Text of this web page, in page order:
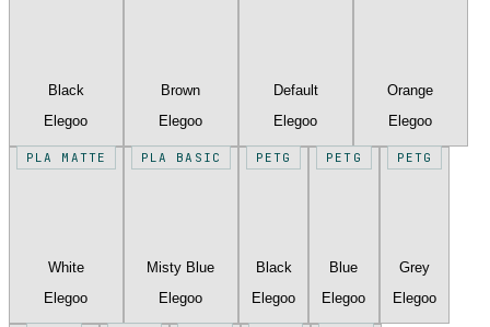
Black
Elegoo
Brown
Elegoo
Default
Elegoo
Orange
Elegoo
PLA MATTE
White
Elegoo
PLA BASIC
Misty Blue
Elegoo
PETG
Black
Elegoo
PETG
Blue
Elegoo
PETG
Grey
Elegoo